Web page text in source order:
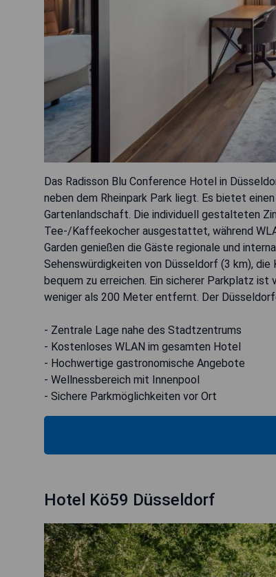
Das Radisson Blu Conference Hotel in
neben dem Rheinpark Park liegt. Es bietet
Gartenlandschaft. Die individuell gestalteten
Tee-/Kaffeekocher ausgestattet, während
Garden genießen die Gäste regionale und
Sehenswürdigkeiten von Düsseldorf (3 km),
bequem zu erreichen. Ein sicherer Parkplatz
weniger als 200 Meter entfernt. Der
- Zentrale Lage nahe des Stadtzentrums
- Kostenloses WLAN im gesamten Hotel
- Hochwertige gastronomische Angebote
- Wellnessbereich mit Innenpool
- Sichere Parkmöglichkeiten vor Ort
Hotel Kö59 Düsseldorf